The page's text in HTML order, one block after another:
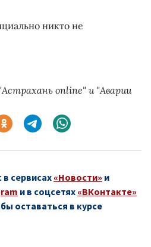
никто не
online" и "Аварии
сервисах «Новости» и
и в соцсетях «ВКонтакте»
оставаться в курсе